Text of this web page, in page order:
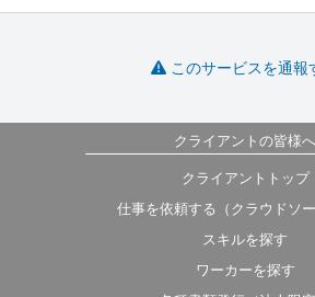
このサービスを通報
クライアントの皆様へ
クライアントトップ
仕事を依頼する（クラウドソー
スキルを探す
ワーカーを探す